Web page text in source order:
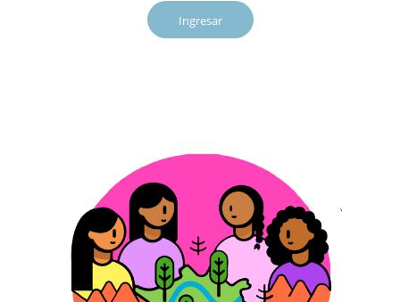
Ingresar